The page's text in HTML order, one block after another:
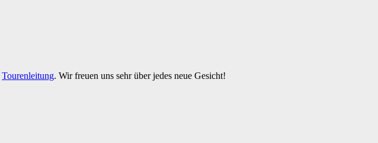
Tourenleitung. Wir freuen uns sehr über jedes neue Gesicht!